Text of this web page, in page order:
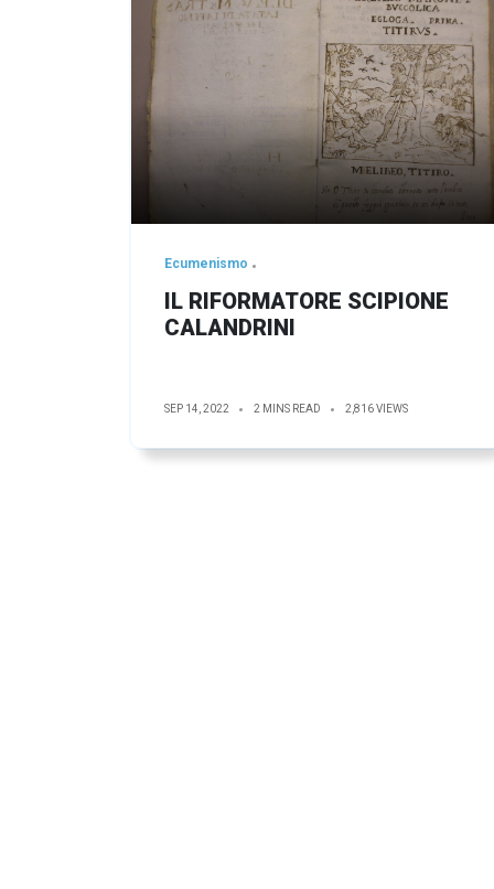
Ecumenismo
IL RIFORMATORE SCIPIONE
CALANDRINI
SEP 14, 2022 2 MINS READ 2,816 VIEWS